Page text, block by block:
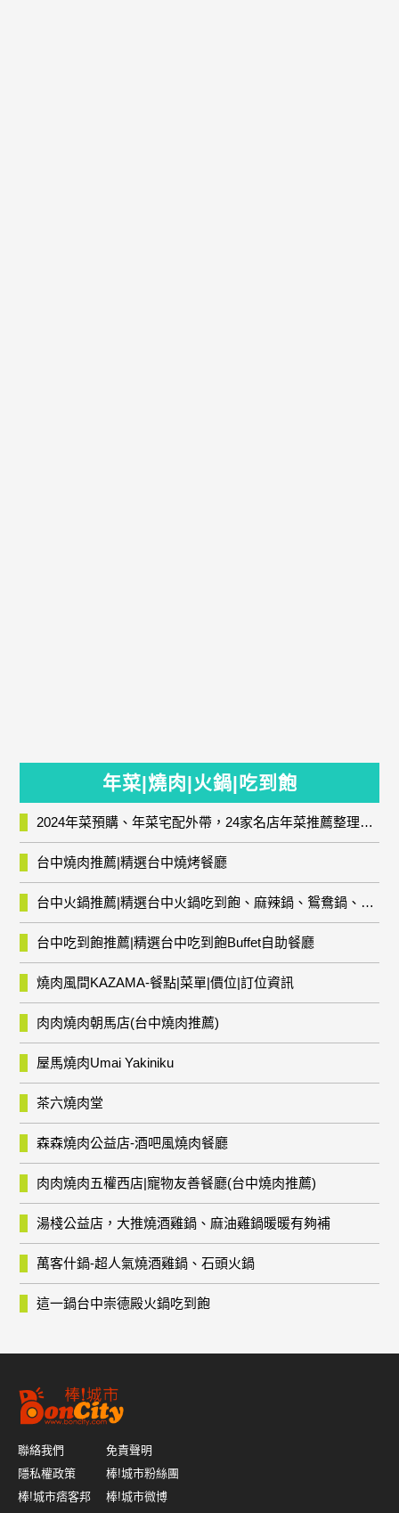
年菜|燒肉|火鍋|吃到飽
2024年菜預購、年菜宅配外帶，24家名店年菜推薦整理，圍爐輕鬆上菜團圓趣
台中燒肉推薦|精選台中燒烤餐廳
台中火鍋推薦|精選台中火鍋吃到飽、麻辣鍋、鴛鴦鍋、石頭火鍋、酸菜白肉鍋、海鮮鍋、燒酒雞、麻油雞、壽喜燒等熱門人氣火鍋店!
台中吃到飽推薦|精選台中吃到飽Buffet自助餐廳
燒肉風間KAZAMA-餐點|菜單|價位|訂位資訊
肉肉燒肉朝馬店(台中燒肉推薦)
屋馬燒肉Umai Yakiniku
茶六燒肉堂
森森燒肉公益店-酒吧風燒肉餐廳
肉肉燒肉五權西店|寵物友善餐廳(台中燒肉推薦)
湯棧公益店，大推燒酒雞鍋、麻油雞鍋暖暖有夠補
萬客什鍋-超人氣燒酒雞鍋、石頭火鍋
這一鍋台中崇德殿火鍋吃到飽
聯絡我們
免責聲明
隱私權政策
棒!城市粉絲團
棒!城市痞客邦
棒!城市微博